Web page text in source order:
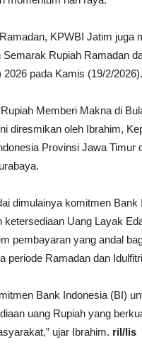
KPWBI Jatim juga
Semarak Rupiah Ramadan
pada Kamis (19/2/2026).
Memberi Makna di
diresmikan oleh Ibrahim,
Provinsi Jawa Timur
dimulainya komitmen Bank
ketersediaan Uang Layak
pembayaran yang andal
periode Ramadan dan
Bank Indonesia (BI)
uang Rupiah yang
ujar Ibrahim. ril/lis